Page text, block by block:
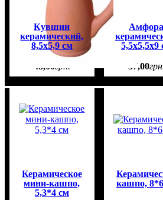
Кувшин
керамический,
8,5х5,9 см
48,00грн.
Амфора
5,5х5,5х9
37,00
Керамическое
мини-кашпо,
5,3*4 см
кашпо,